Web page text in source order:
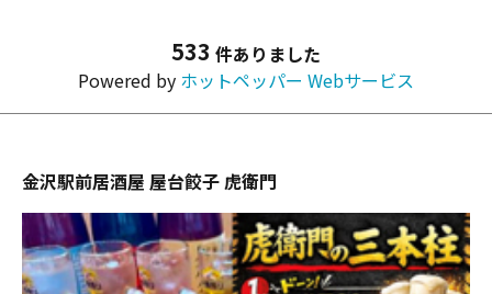
533 件ありました
Powered by ホットペッパー Webサービス
金沢駅前居酒屋 屋台餃子 虎衛門